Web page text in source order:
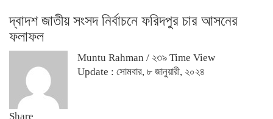
দ্বাদশ জাতীয় সংসদ নির্বাচনে ফরিদপুর চার আসনের
ফলাফল
Muntu Rahman / ২৩৯ Time View
Update : সোমবার, ৮ জানুয়ারী, ২০২৪
Share